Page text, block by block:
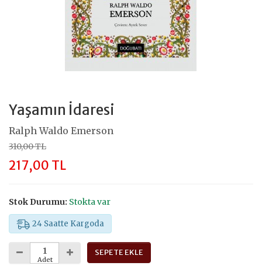
Yaşamın İdaresi
Ralph Waldo Emerson
310,00 TL
217,00 TL
Stok Durumu: Stokta var
24 Saatte Kargoda
Adet
SEPETE EKLE